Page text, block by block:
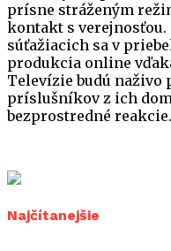
prísne stráženým
kontakt s
súťažiacich sa v
produkcia online
Televízie budú naživo
príslušníkov z ich
bezprostredné reakcie.
Najčítanejšie